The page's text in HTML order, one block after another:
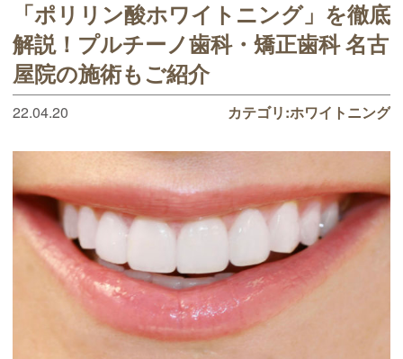
「ポリリン酸ホワイトニング」を徹底
解説！プルチーノ歯科・矯正歯科 名古
屋院の施術もご紹介
22.04.20 カテゴリ:ホワイトニング